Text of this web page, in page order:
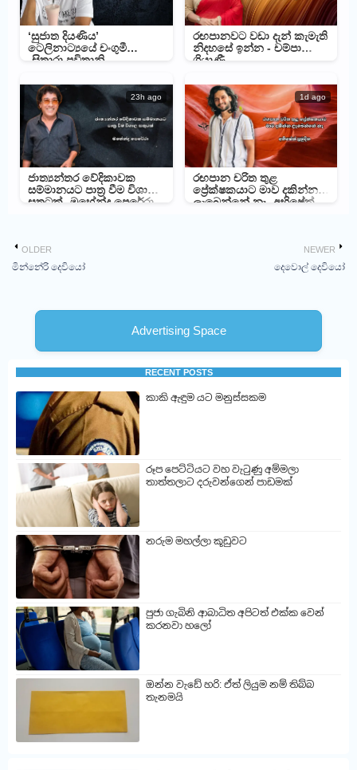
‘සුජාත දියණිය’
ටෙලිනාට්‍යයේ චංගුමී
-සිතාරා පවිත්‍රානි
රඟපානවට වඩා දැන් කැමැති
නිදහසේ ඉන්න - චම්පා
ශ්‍රියාණී
23h ago
ජාත්‍යන්තර වේදිකාවක
සම්මානයට පාත්‍ර වීම විශාල
සතුටක් -මහේන්ද්‍ර පෙරේරා
1d ago
රඟපාන චරිත තුළ
ප්‍රේක්ෂකයාට මාව දකින්න
ලැබෙන්නේ නෑ -අභිෂේක්
NEWER
දෙවොල් දෙවියෝ
OLDER
මින්නේරි දෙවියෝ
Advertising Space
RECENT POSTS
කාකි ඇඳුම යට මනුස්සකම
රූප පෙට්ටියට වහ වැටුණු අම්මලා
තාත්තලාට දරුවන්ගෙන් පාඩමක්
නරුම මහල්ලා කූඩුවට
පුජා ගැබිනි ආබාධිත අපිටත් එක්ක වෙන්
කරනවා හලෝ
ඔන්න වැඩේ හරි: ඒත් ලියුම නම් තිබ්බ
තැනමයි